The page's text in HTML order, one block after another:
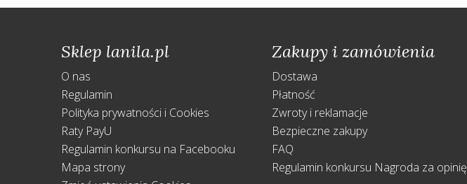
Sklep lanila.pl
O nas
Regulamin
Polityka prywatności i Cookies
Raty PayU
Regulamin konkursu na Facebooku
Mapa strony
Zakupy i zamówienia
Dostawa
Płatność
Zwroty i reklamacje
Bezpieczne zakupy
FAQ
Regulamin konkursu Nagroda za opinię